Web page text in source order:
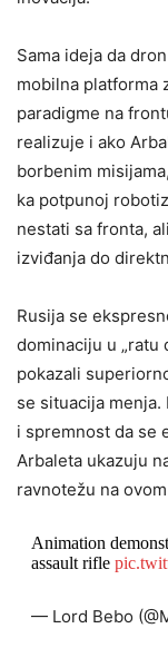
Sama ideja da
mobilna platforma
paradigme na
realizuje i ako
borbenim
ka potpunoj
nestati sa fronta,
izviđanja do
Rusija se
dominaciju u „ratu
pokazali
se situacija
i spremnost da se
Arbaleta ukazuju
ravnotežu na
Animation
assault rifle
— Lord Bebo